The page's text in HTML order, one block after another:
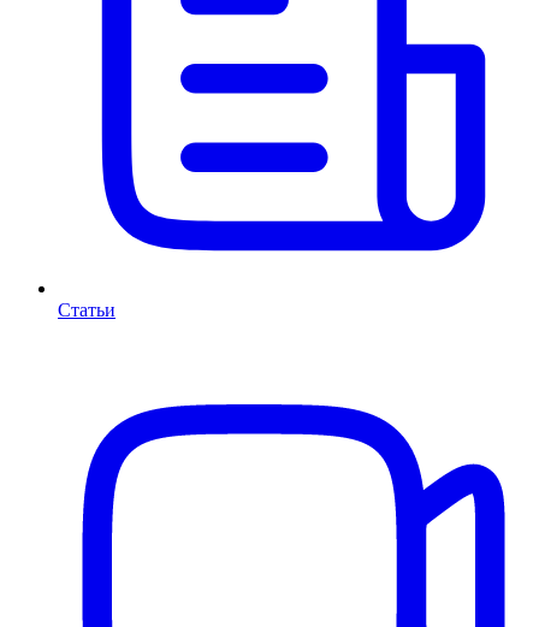
Статьи